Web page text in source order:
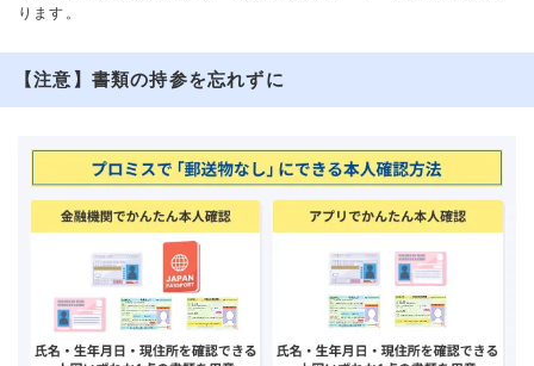
ります。
【注意】書類の持参を忘れずに